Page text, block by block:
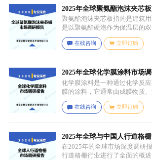
力学性能，质地较脆且强度较
2025年全球聚氨酯泡沫夹芯
聚氨酯泡沫夹芯板指的是建筑
是以聚氨酯硬泡作为保温层的
非金属面复合板材。
在线咨询 立即订购
2025年全球化学膜涂料市场
化学膜涂料是一种通过化学反
膜的涂料，它通常由成膜物质、
组成。成膜物质是涂料的主要
化学反应（如聚合反应、交联反
可改善涂料的性能，如提高附着
性等。
在线咨询 立即订购
2025年全球与中国人行道格
告：行业趋势与投资前景分析
在2025年的全球市场深度调研
行道格栅行业进行了全面的概